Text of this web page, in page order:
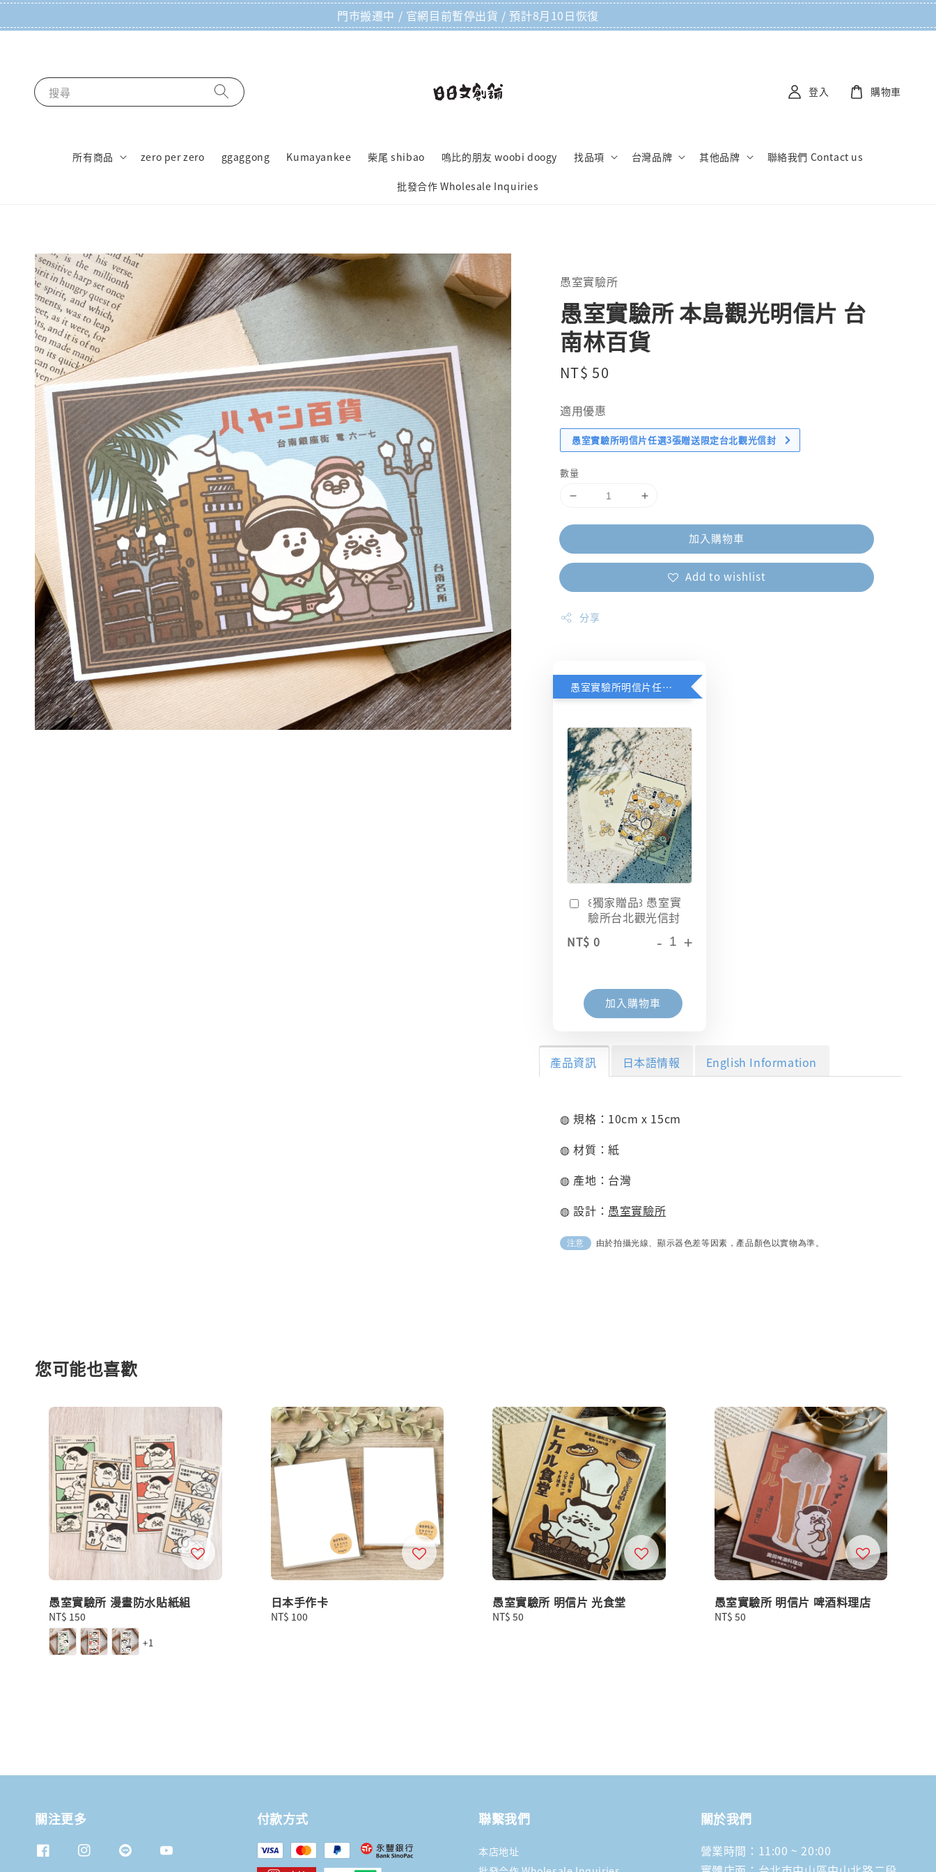
門市搬遷中 / 官網目前暫停出貨 / 預計8月10日恢復
搜尋
所有商品 zero per zero ggaggong Kumayankee 柴尾 shibao 嗚比的朋友 woobi doogy 找品項 台灣品牌 其他品牌 聯絡我們 Contact us
批發合作 Wholesale Inquiries
登入 購物車
愚室實驗所
愚室實驗所 本島觀光明信片 台
南林百貨
Regular
NT$ 50
適用優惠
愚室實驗所明信片任選3張贈送限定台北觀光信封
數量
加入購物車
Add to wishlist
分享
愚室實驗所明信片任選3張贈送限定台北觀光信封
꒰獨家贈品꒱ 愚室實
驗所台北觀光信封
NT$ 0
- +
加入購物車
產品資訊 日本語情報 English Information
◍ 規格：10cm x 15cm
◍ 材質：紙
◍ 產地：台灣
◍ 設計： 愚室實驗所
注意 由於拍攝光線、顯示器色差等因素，產品顏色以實物為準。
您可能也喜歡
愚室實驗所 漫畫防水貼紙組
Regular
price
NT$ 150
+1
日本手作卡
Regular
NT$ 100
愚室實驗所 明信片 光食堂
Regular
NT$ 50
愚室實驗所 明信片 啤酒料理店
Regular
NT$ 50
關注更多 付款方式 聯繫我們
本店地址
關於我們
營業時間：11:00 ~ 20:00